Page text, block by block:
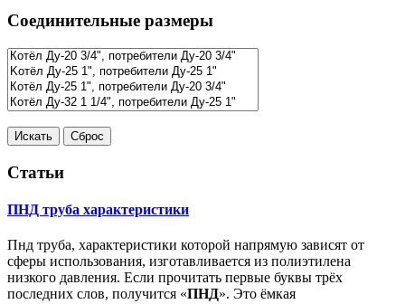
Соединительные размеры
Статьи
ПНД труба характеристики
Пнд труба, характеристики которой напрямую зависят от
сферы использования, изготавливается из полиэтилена
низкого давления. Если прочитать первые буквы трёх
последних слов, получится «ПНД». Это ёмкая